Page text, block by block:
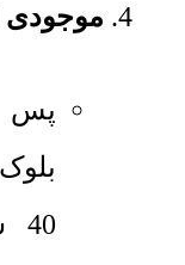
موجودی
پس